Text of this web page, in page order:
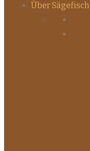
Über Sägefisch